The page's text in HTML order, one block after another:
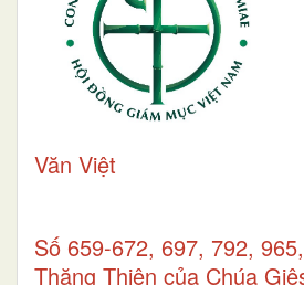
Văn Việt
Số 659-672, 697, 792,
Thăng Thiên của Chúa